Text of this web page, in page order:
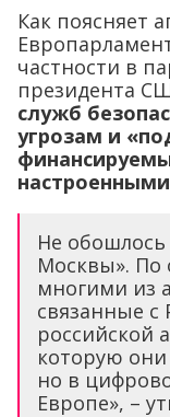
Как поясняет
частности в
президента
служб
угрозам и
Не
Москвы». По
многими из
связанные с
российской
которую они
но в
Европе», –